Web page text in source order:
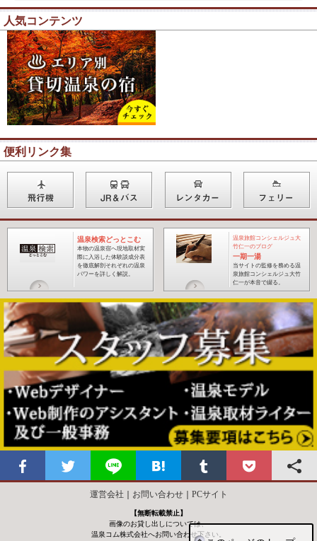
人気コンテンツ
便利リンク集
温泉検索どっとこむ
本物の温泉宿へ現地取材実
際に入浴した体験談成分表
を徹底解剖それぞれの温泉
パワーを詳しく解説。
温泉旅館コンシェルジュ大
竹仁一のブログ
一期一湯
当サイトの監修を務める温
泉旅館コンシェルジュ大竹
仁一が本音で綴る 。
運営会社 お問い合わせ｜ PCサイト
【無断転載禁止】
画像のお貸し出しについては、
温泉コム株式会社へお問い合わせ下さい。